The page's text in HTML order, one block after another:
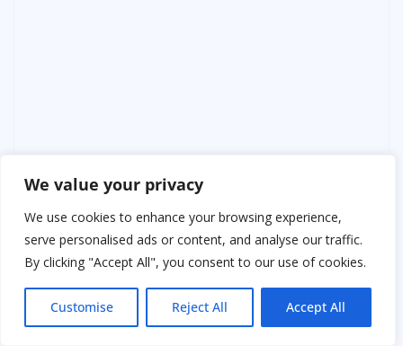
We value your privacy
We use cookies to enhance your browsing experience,
serve personalised ads or content, and analyse our traffic.
By clicking "Accept All", you consent to our use of cookies.
Customise Reject All Accept All
Глава 9. Тень старых привычек
Казалось, отношения наладились. Но через пару
недель Яна Викторовна позвонила снова — теперь с
— Зоенька, тут мелочь… Мой бухгалтер заболел,